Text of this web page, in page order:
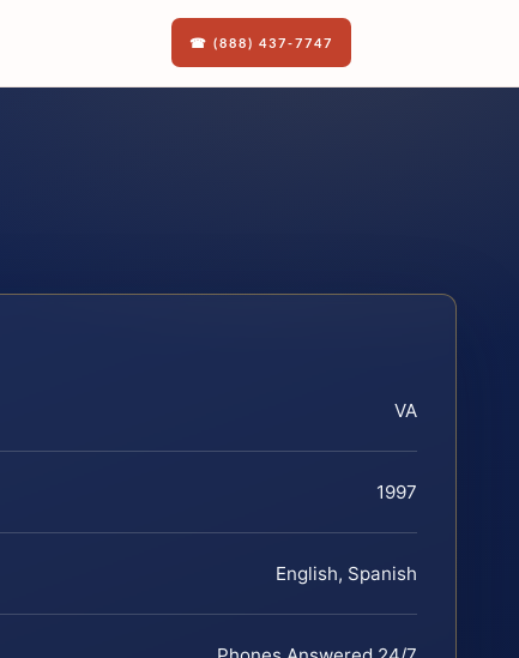
☎ (888) 437-7747
VA
1997
English, Spanish